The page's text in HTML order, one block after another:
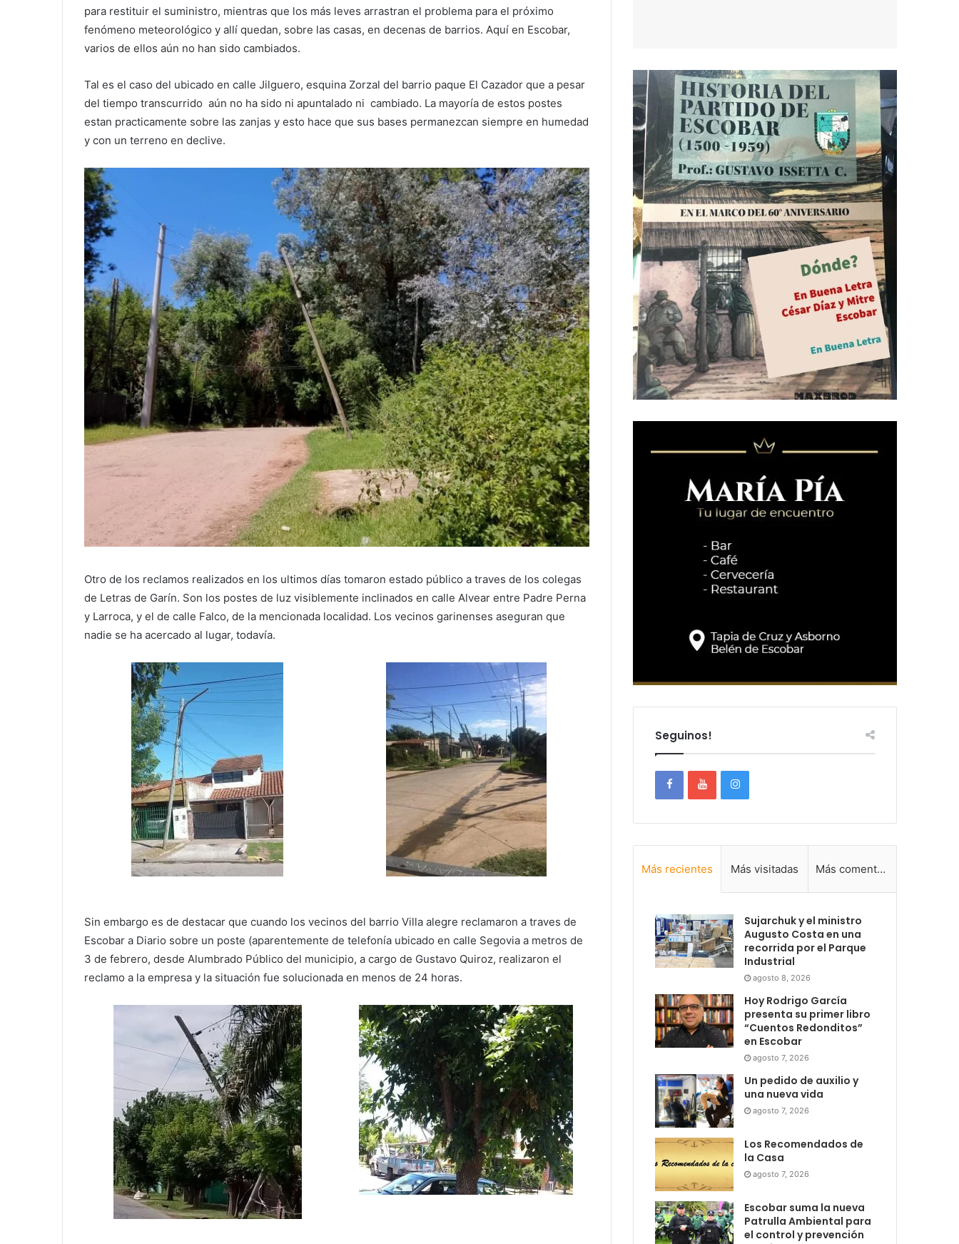
para restituir el suministro, mientras que los más leves arrastran el problema para el próximo
fenómeno meteorológico y allí quedan, sobre las casas, en decenas de barrios. Aquí en Escobar,
varios de ellos aún no han sido cambiados.
Tal es el caso del ubicado en calle Jilguero, esquina Zorzal del barrio paque El Cazador que a pesar
del tiempo transcurrido aún no ha sido ni apuntalado ni cambiado. La mayoría de estos postes
estan practicamente sobre las zanjas y esto hace que sus bases permanezcan siempre en humedad
y con un terreno en declive.
Otro de los reclamos realizados en los ultimos días tomaron estado público a traves de los colegas
de Letras de Garín. Son los postes de luz visiblemente inclinados en calle Alvear entre Padre Perna
y Larroca, y el de calle Falco, de la mencionada localidad. Los vecinos garinenses aseguran que
nadie se ha acercado al lugar, todavía.
Sin embargo es de destacar que cuando los vecinos del barrio Villa alegre reclamaron a traves de
Escobar a Diario sobre un poste (aparentemente de telefonía ubicado en calle Segovia a metros de
3 de febrero, desde Alumbrado Público del municipio, a cargo de Gustavo Quiroz, realizaron el
reclamo a la empresa y la situación fue solucionada en menos de 24 horas.
Seguinos!
Más recientes Más visitadas Más comentadas
Sujarchuk y el ministro
Augusto Costa en una
recorrida por el Parque
Industrial
agosto 8, 2026
Hoy Rodrigo García
presenta su primer libro
“Cuentos Redonditos”
en Escobar
agosto 7, 2026
Un pedido de auxilio y
una nueva vida
agosto 7, 2026
Los Recomendados de
la Casa
agosto 7, 2026
Escobar suma la nueva
Patrulla Ambiental para
el control y prevención